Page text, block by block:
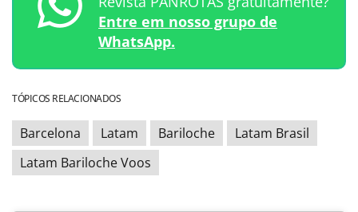
Entre em nosso grupo de
WhatsApp.
TÓPICOS RELACIONADOS
Barcelona Latam Bariloche
Latam Brasil
Latam Bariloche Voos